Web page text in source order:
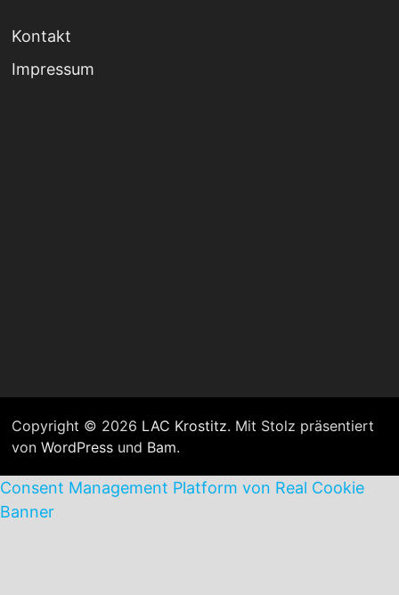
Kontakt
Impressum
Copyright © 2026 LAC Krostitz. Mit Stolz präsentiert
von WordPressund Bam.
Consent Management Platform von Real Cookie
Banner